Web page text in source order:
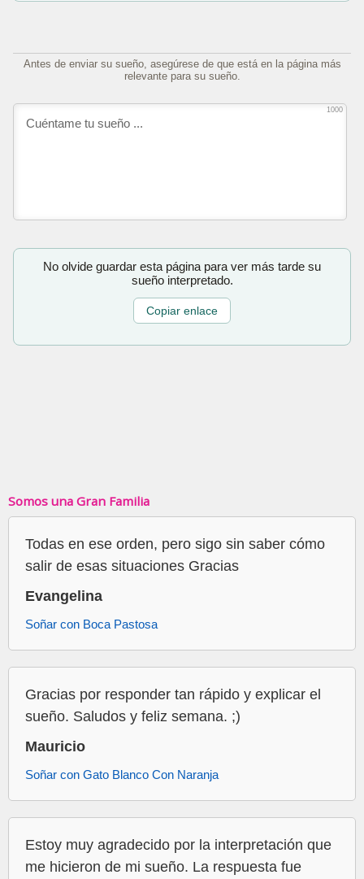
Antes de enviar su sueño, asegúrese de que está en la página más
relevante para su sueño.
1000
No olvide guardar esta página para ver más tarde su
sueño interpretado.
Copiar enlace
Somos una Gran Familia
Todas en ese orden, pero sigo sin saber cómo
salir de esas situaciones Gracias
Evangelina
Soñar con Boca Pastosa
Gracias por responder tan rápido y explicar el
sueño. Saludos y feliz semana. ;)
Mauricio
Soñar con Gato Blanco Con Naranja
Estoy muy agradecido por la interpretación que
me hicieron de mi sueño. La respuesta fue